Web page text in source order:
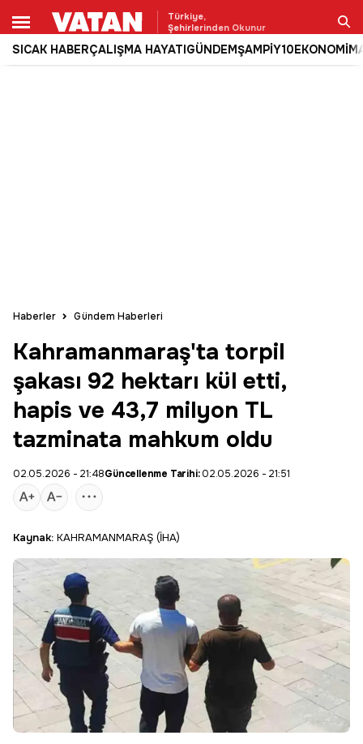
Türkiye,
Şehirlerinden Okunur
SICAK HABERÇALIŞMA HAYATIGÜNDEMŞAMPİY10EKONOMİ
Ara
Haberler Gündem Haberleri
Kahramanmaraş'ta torpil
şakası 92 hektarı kül etti,
hapis ve 43,7 milyon TL
tazminata mahkum oldu
02.05.2026 - 21:48Güncellenme Tarihi:02.05.2026 - 21:51
Kaynak: KAHRAMANMARAŞ (İHA)